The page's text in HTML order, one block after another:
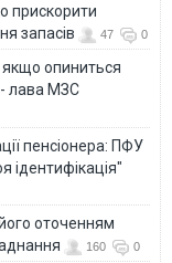
прискорити
запасів
47 0
опиниться
- лава МЗС
пенсіонера: ПФУ
ідентифікація"
оточенням
160 0